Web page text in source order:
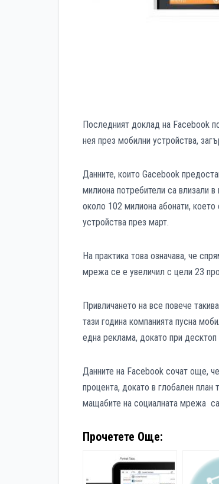
Последният доклад на Facebook
нея през мобилни устройства,
Данните, които Gacebook
милиона потребители са влизали
около 102 милиона абонати,
устройства през март.
На практика това означава, че
мрежа се е увеличил с цели 23
Привличането на все повече
тази година компанията пусна
една реклама, докато при
Данните на Facebook сочат още,
процента, докато в глобален
мащабите на социалната мрежа
Прочетете Още: